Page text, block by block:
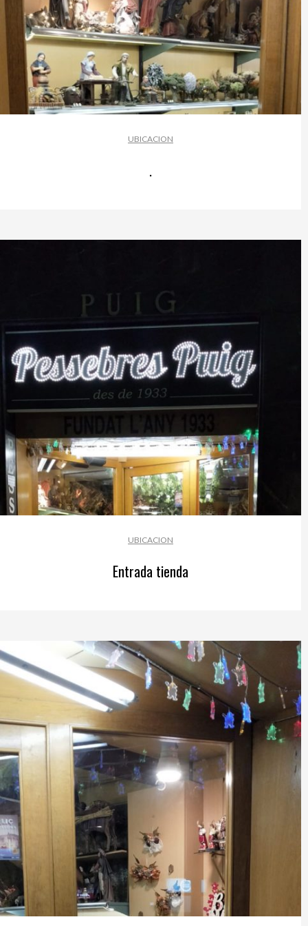
UBICACION
.
UBICACION
Entrada tienda